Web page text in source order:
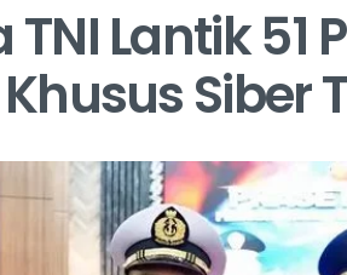
Lantik 51
Siber